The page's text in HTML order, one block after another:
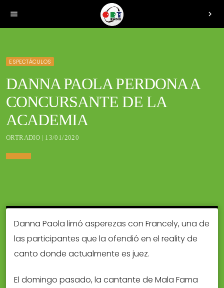
menu chevron_right
ESPECTÁCULOS
DANNA PAOLA PERDONA A
CONCURSANTE DE LA
ACADEMIA
ORTRADIO | 13/01/2020
Danna Paola limó asperezas con Francely, una de
las participantes que la ofendió en el reality de
canto donde actualmente es juez.
El domingo pasado, la cantante de Mala Fama